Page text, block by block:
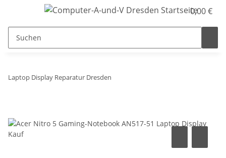
0,00 €
Laptop Display Reparatur Dresden